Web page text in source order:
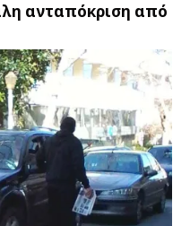
ανταπόκριση από